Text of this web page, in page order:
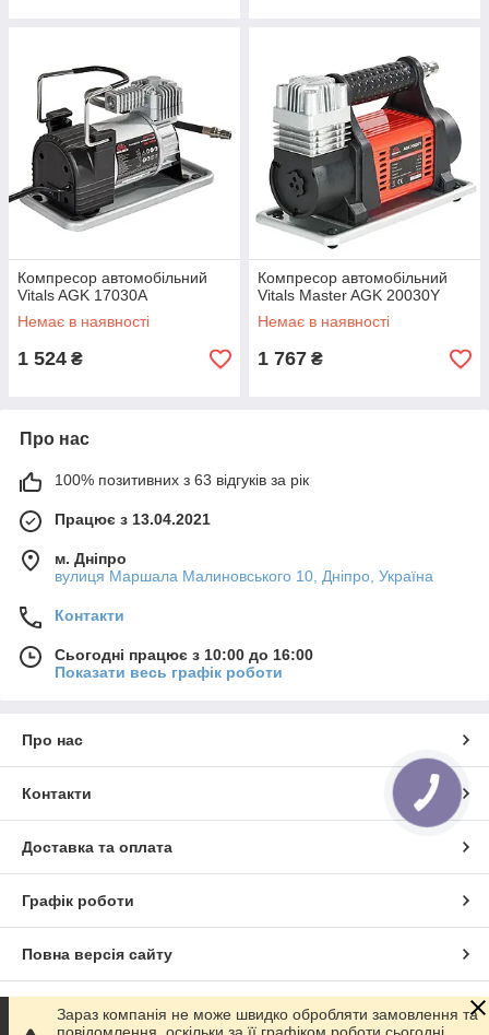
Компресор автомобільний
Vitals AGK 17030A
Немає в наявності
1 524 ₴
Компресор автомобільний
Vitals Master AGK 20030Y
Немає в наявності
1 767 ₴
Про нас
100% позитивних з 63 відгуків за рік
Працює з 13.04.2021
м. Дніпро
вулиця Маршала Малиновського 10, Дніпро, Україна
Контакти
Сьогодні працює з 10:00 до 16:00
Показати весь графік роботи
Про нас
Контакти
Доставка та оплата
Графік роботи
Повна версія сайту
Сайт створено на маркетплейсі Prom.ua
Зараз компанія не може швидко обробляти замовлення та